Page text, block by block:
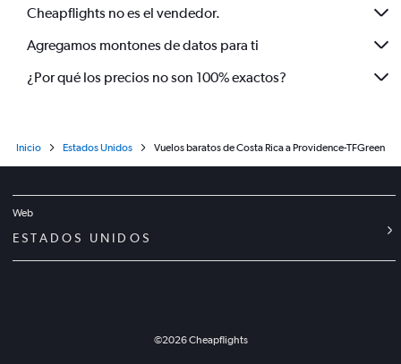
Cheapflights no es el vendedor.
Agregamos montones de datos para ti
¿Por qué los precios no son 100% exactos?
Inicio Estados Unidos Vuelos baratos de Costa Rica a Providence-TFGreen
Web
ESTADOS UNIDOS
©2026Cheapflights